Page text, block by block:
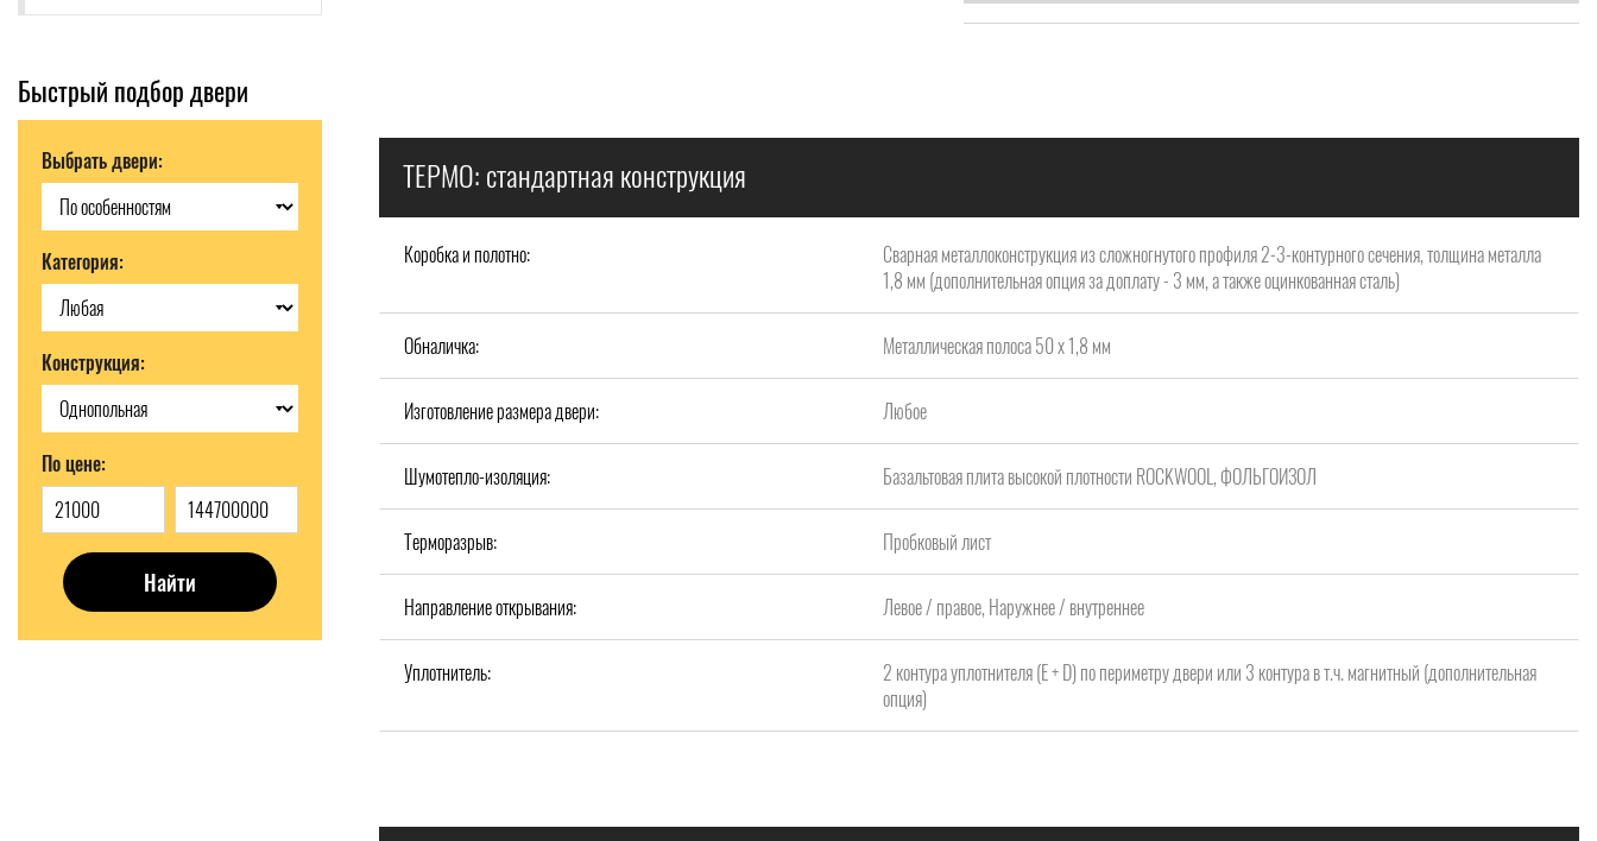
Быстрый подбор двери
Выбрать двери:
Категория:
Конструкция:
По цене:
Найти
ТЕРМО: стандартная конструкция
Коробка и полотно:
Сварная металлоконструкция из сложногнутого профиля 2-3-контурного сечения, толщина металла
1,8 мм (дополнительная опция за доплату - 3 мм, а также оцинкованная сталь)
Обналичка: Металлическая полоса 50 х 1,8 мм
Изготовление размера двери: Любое
Шумотепло-изоляция: Базальтовая плита высокой плотности ROCKWOOL, ФОЛЬГОИЗОЛ
Терморазрыв: Пробковый лист
Направление открывания: Левое / правое, Наружнее / внутреннее
Уплотнитель:
2 контура уплотнителя (Е + D) по периметру двери или 3 контура в т.ч. магнитный (дополнительная
опция)